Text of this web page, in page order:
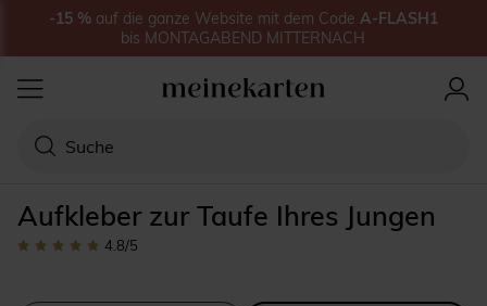
Aufkleber zur Taufe Ihres Jungen
4.8/5
-15 % auf die ganze Website mit dem Code A-FLASH1
bis MONTAGABEND MITTERNACH